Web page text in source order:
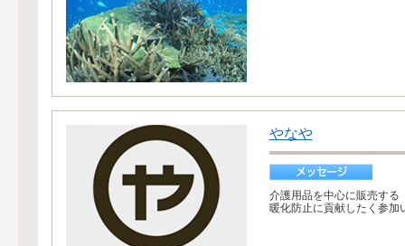
やなや
介護用品を中心に販売する
暖化防止に貢献したく参加